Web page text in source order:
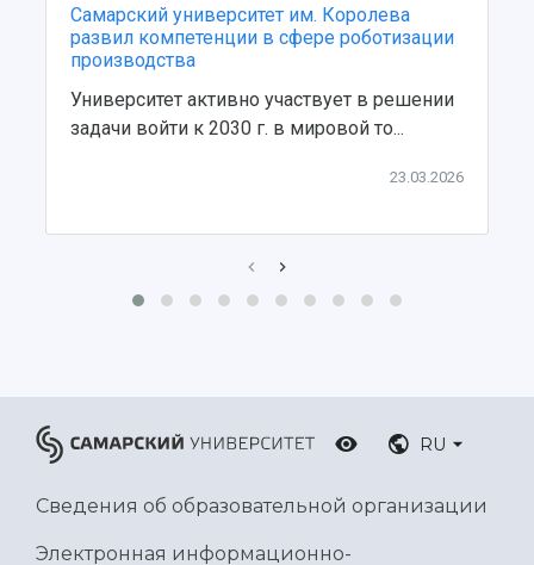
Ботанический сад
Умный дом бабочек
Международный межвузовский кампус
Сведения об образовательной организации
Самарский университет им. Королева
развил компетенции в сфере роботизации
производства
Университет активно участвует в решении
задачи войти к 2030 г. в мировой то...
23.03.2026
RU
Сведения об образовательной организации
Электронная информационно-